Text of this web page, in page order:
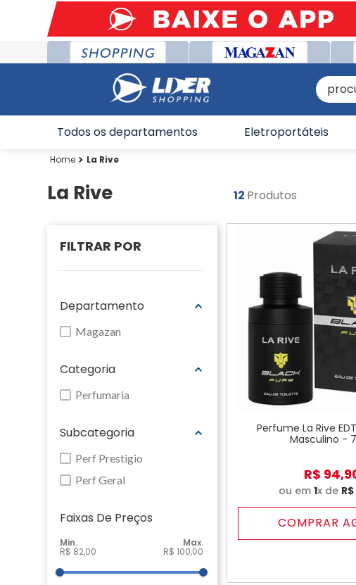
Todos os departamentos Eletroportáteis
La Rive
La Rive
Departamento
Magazan
Categoria
Perfumaria
Subcategoria
Perf Prestigio
Perf Geral
Faixas De Preço
R$ 82,00 R$ 100,00
12 Produtos
Perfume La Rive
Masculino -
R$ 94,
ou em1x de R$
COMPRAR